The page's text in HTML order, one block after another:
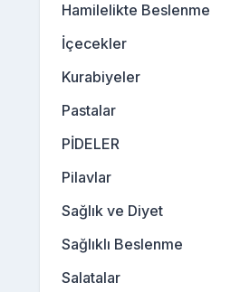
Hamilelikte Beslenme
İçecekler
Kurabiyeler
Pastalar
PİDELER
Pilavlar
Sağlık ve Diyet
Sağlıklı Beslenme
Salatalar